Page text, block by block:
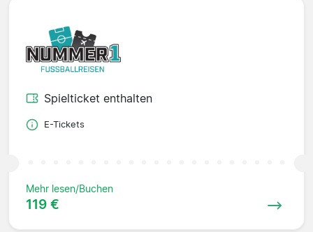
Spielticket enthalten
E-Tickets
Mehr lesen/Buchen
119 €